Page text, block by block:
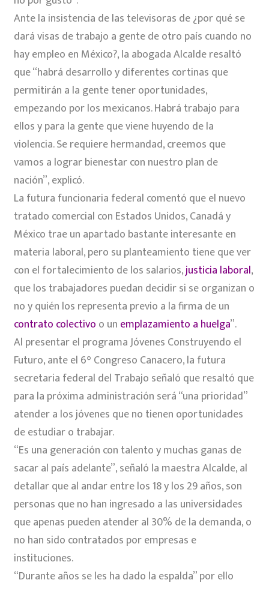
Ante la insistencia de las televisoras de ¿por qué se
dará visas de trabajo a gente de otro país cuando no
hay empleo en México?, la abogada Alcalde resaltó
que “habrá desarrollo y diferentes cortinas que
permitirán a la gente tener oportunidades,
empezando por los mexicanos. Habrá trabajo para
ellos y para la gente que viene huyendo de la
violencia. Se requiere hermandad, creemos que
vamos a lograr bienestar con nuestro plan de
nación”, explicó.
La futura funcionaria federal comentó que el nuevo
tratado comercial con Estados Unidos, Canadá y
México trae un apartado bastante interesante en
materia laboral, pero su planteamiento tiene que ver
con el fortalecimiento de los salarios,justicia laboral,
que los trabajadores puedan decidir si se organizan o
no y quién los representa previo a la firma de un
contrato colectivo o un emplazamiento a huelga”.
Al presentar el programa Jóvenes Construyendo el
Futuro, ante el 6° Congreso Canacero, la futura
secretaria federal del Trabajo señaló que resaltó que
para la próxima administración será “una prioridad”
atender a los jóvenes que no tienen oportunidades
de estudiar o trabajar.
“Es una generación con talento y muchas ganas de
sacar al país adelante”, señaló la maestra Alcalde, al
detallar que al andar entre los 18 y los 29 años, son
personas que no han ingresado a las universidades
que apenas pueden atender al 30% de la demanda, o
no han sido contratados por empresas e
instituciones.
“Durante años se les ha dado la espalda” por ello